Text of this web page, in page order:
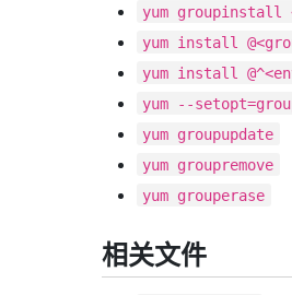
yum groupinstall
yum install
yum install
yum --
yum groupupdate
yum groupremove
yum grouperase
相关文件